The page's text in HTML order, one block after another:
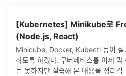
[Kubernetes] Minikube로
(Node.js, React)
Minicube, Docker, Kubectl 등이 설
하도록 하겠다. 쿠버네티스를 이제 막
는 못하지만 실습해 본 내용을 정리겸